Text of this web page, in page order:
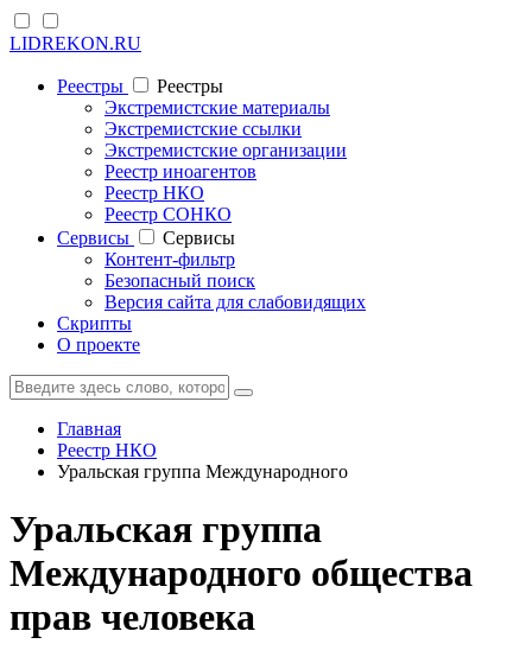
LIDREKON.RU
Реестры
Реестры
Экстремистские материалы
Экстремистские ссылки
Экстремистские организации
Реестр иноагентов
Реестр НКО
Реестр СОНКО
Cервисы
Cервисы
Контент-фильтр
Безопасный поиск
Версия сайта для слабовидящих
Скрипты
О проекте
Главная
Реестр НКО
Уральская группа Международного
Уральская группа
Международного общества
прав человека